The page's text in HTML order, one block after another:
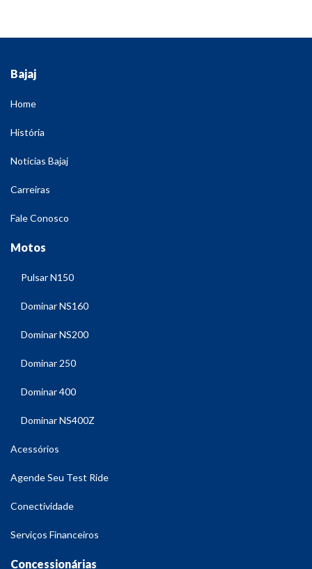
Bajaj
Home
História
Notícias Bajaj
Carreiras
Fale Conosco
Motos
Pulsar N150
Dominar NS160
Dominar NS200
Dominar 250
Dominar 400
Dominar NS400Z
Acessórios
Agende Seu Test Ride
Conectividade
Serviços Financeiros
Concessionárias